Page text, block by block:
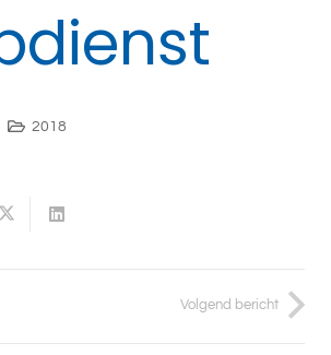
2018
Volgend bericht